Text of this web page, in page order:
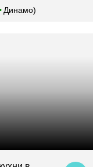
Динамо)